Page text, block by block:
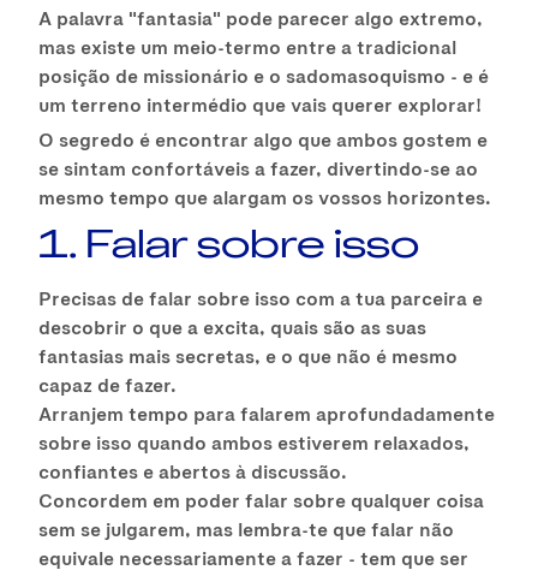
A palavra "fantasia" pode parecer algo extremo,
mas existe um meio-termo entre a tradicional
posição de missionário e o sadomasoquismo - e é
um terreno intermédio que vais querer explorar!
O segredo é encontrar algo que ambos gostem e
se sintam confortáveis a fazer, divertindo-se ao
mesmo tempo que alargam os vossos horizontes.
1. Falar sobre isso
Precisas de falar sobre isso com a tua parceira e
descobrir o que a excita, quais são as suas
fantasias mais secretas, e o que não é mesmo
capaz de fazer.
Arranjem tempo para falarem aprofundadamente
sobre isso quando ambos estiverem relaxados,
confiantes e abertos à discussão.
Concordem em poder falar sobre qualquer coisa
sem se julgarem, mas lembra-te que falar não
equivale necessariamente a fazer - tem que ser